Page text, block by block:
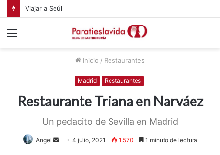
Inicio / Restaurantes
Madrid Restaurantes
Restaurante Triana en Narváez
Un pedacito de Sevilla en Madrid
Angel
S
4 julio, 2021 1.570 1 minuto de lectura